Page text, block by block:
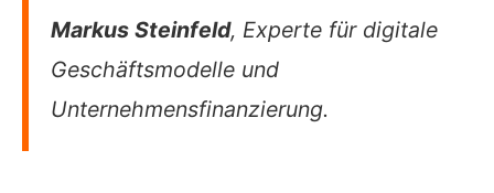
Markus Steinfeld, Experte für digitale
Geschäftsmodelle und
Unternehmensfinanzierung.